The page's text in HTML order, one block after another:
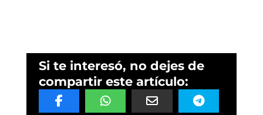
Si te interesó, no dejes de
compartir este artículo: